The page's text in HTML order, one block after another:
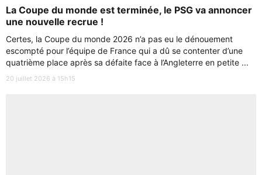
La Coupe du monde est terminée, le PSG va annoncer
une nouvelle recrue !
Certes, la Coupe du monde 2026 n’a pas eu le dénouement
escompté pour l’équipe de France qui a dû se contenter d’une
quatrième place après sa défaite face à l’Angleterre en petite ...
20 juillet 2026 à 15h15